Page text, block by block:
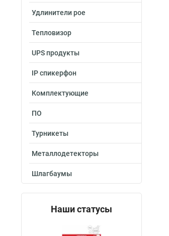
Удлинители poe
Тепловизор
UPS продукты
IP спикерфон
Комплектующие
ПО
Турникеты
Металлодетекторы
Шлагбаумы
Наши статусы